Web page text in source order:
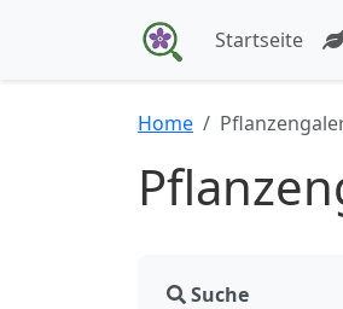
Startseite
Home
Suche